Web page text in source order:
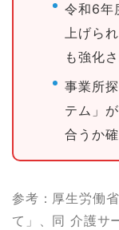
令和6年
上げら
も強化さ
事業所
テム」
合うか
参考：厚生労働
て」、同 介護サ